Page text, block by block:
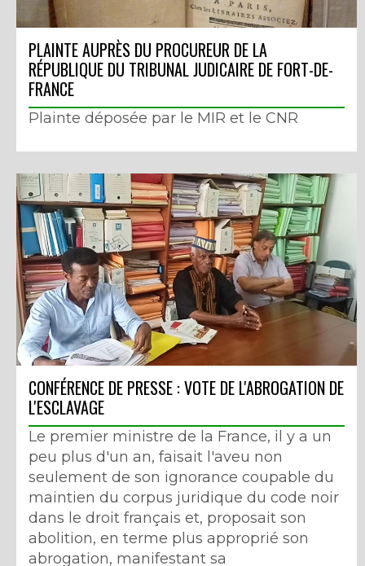
PLAINTE AUPRÈS DU PROCUREUR DE LA
RÉPUBLIQUE DU TRIBUNAL JUDICAIRE DE FORT-DE-
FRANCE
Plainte déposée par le MIR et le CNR
CONFÉRENCE DE PRESSE : VOTE DE L'ABROGATION DE
L'ESCLAVAGE
Le premier ministre de la France, il y a un
peu plus d'un an, faisait l'aveu non
seulement de son ignorance coupable du
maintien du corpus juridique du code noir
dans le droit français et, proposait son
abolition, en terme plus approprié son
abrogation, manifestant sa